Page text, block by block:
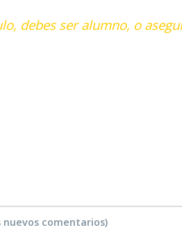
debes ser alumno, o
comentarios)